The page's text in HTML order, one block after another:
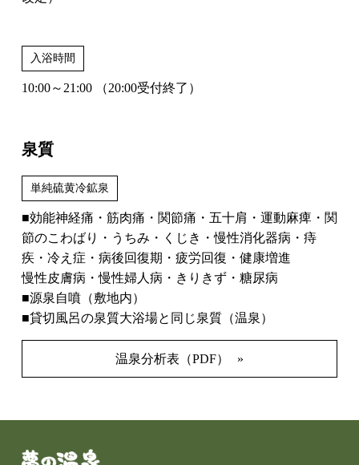
入浴時間
10:00～21:00 （20:00受付終了）
泉質
単純硫黄冷鉱泉
■効能神経痛・筋肉痛・関節痛・五十肩・運動麻痺・関
節のこわばり・うちみ・くじき・慢性消化器病・痔
疾・冷え症・病後回復期・疲労回復・健康増進
慢性皮膚病・慢性婦人病・きりきず・糖尿病
■源泉自噴（敷地内）
■貸切風呂の泉質大浴場と同じ泉質（温泉）
温泉分析表（PDF）